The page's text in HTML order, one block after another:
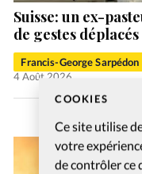
COOKIES
Ce site utilise
votre
de contrôler ce
Suisse: un ex-
de gestes déplacés
Francis-George Sarpédon
4 Août 2026